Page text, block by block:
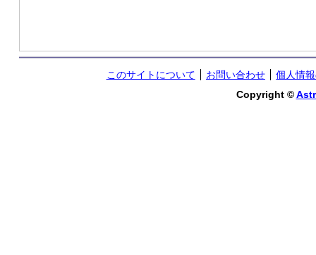
このサイトについて お問い合わせ
個人情
Copyright ©